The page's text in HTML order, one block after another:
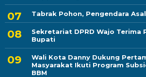
Tabrak Pohon, Pengendara
Sekretariat DPRD Wajo Terima
Bupati
Wali Kota Danny Dukung
Masyarakat Ikuti Program
BBM